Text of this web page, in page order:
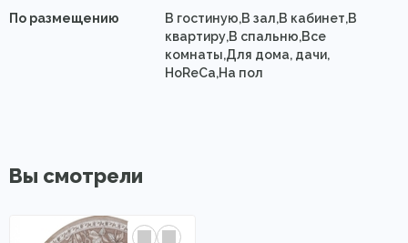
По размещению
В гостиную,В зал,В кабинет,В
квартиру,В спальню,Все
комнаты,Для дома, дачи,
HoReCa,На пол
Вы смотрели